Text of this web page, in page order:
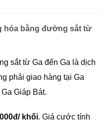
hóa bằng đường sắt từ
sắt từ Ga đến Ga là dịch
phải giao hàng tại Ga
Giáp Bát.
khối. Giá cước tính